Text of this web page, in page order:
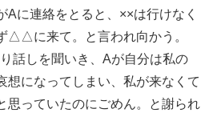
Aに連絡をとると、××は行けなく
△△に来て。と言われ向かう。
話しを聞いき、Aが自分は私の
想になってしまい、私が来なくて
思っていたのにごめん。と謝られ